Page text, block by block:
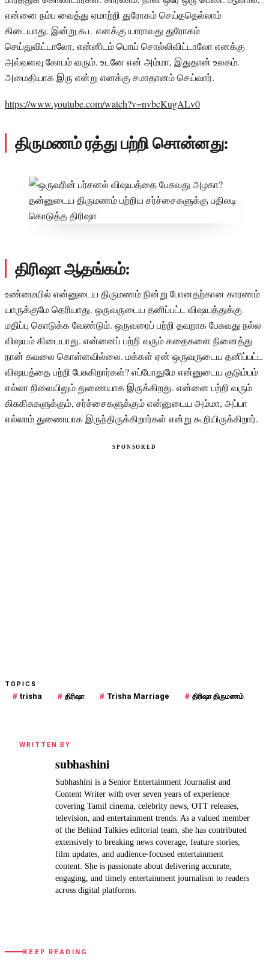
என்னை நம்ப வைத்து ஏமாற்றி துரோகம் செய்ததெல்லாம்
கிடையாது. இன்று கூட எனக்கு யாராவது துரோகம்
செய்துவிட்டாலோ, என்னிடம் பொய் சொல்லிவிட்டாலோ எனக்கு
அவ்வளவு கோபம் வரும். உடனே என் அம்மா, இதுதான் உலகம்.
அமைதியாக இரு என்று எனக்கு சமாதானம் செய்வார்.
https://www.youtube.com/watch?v=nvbcKugALv0
திருமணம் ரத்து பற்றி சொன்னது:
திரிஷா ஆதங்கம்:
உண்மையில் என்னுடைய திருமணம் நின்று போனதற்கான காரணம்
யாருக்குமே தெரியாது. ஒருவருடைய தனிப்பட்ட விஷயத்துக்கு
மதிப்பு கொடுக்க வேண்டும். ஒருவரைப் பற்றி தவறாக பேசுவது நல்ல
விஷயம் கிடையாது. என்னைப் பற்றி வரும் கதைகளை நினைத்து
நான் கவலை கொள்ளவில்லை. மக்கள் ஏன் ஒருவருடைய தனிப்பட்ட
விஷயத்தை பற்றி பேசுகிறார்கள்? எப்போதுமே என்னுடைய குடும்பம்
எல்லா நிலையிலும் துணையாக இருக்கிறது. என்னை பற்றி வரும்
கிசுகிசுகளுக்கும், சர்ச்சைகளுக்கும் என்னுடைய அம்மா, அப்பா
எல்லாம் துணையாக இருந்திருக்கிறார்கள் என்று கூறியிருக்கிறார்.
TOPICS
# trisha # திரிஷா # Trisha Marriage # திரிஷா திருமணம்
WRITTEN BY
subhashini
Subhashini is a Senior Entertainment Journalist and
Content Writer with over seven years of experience
covering Tamil cinema, celebrity news, OTT releases,
television, and entertainment trends. As a valued member
of the Behind Talkies editorial team, she has contributed
extensively to breaking news coverage, feature stories,
film updates, and audience-focused entertainment
content. She is passionate about delivering accurate,
engaging, and timely entertainment journalism to readers
across digital platforms.
KEEP READING